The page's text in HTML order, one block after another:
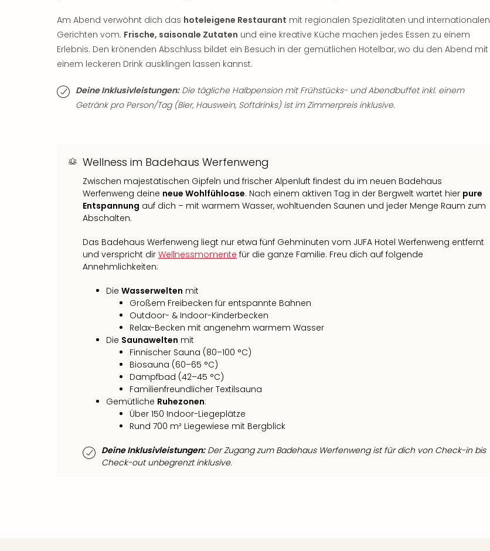
Am Abend verwöhnt dich das hoteleigene Restaurant mit regionalen Spezialitäten und internationalen
Gerichten vom. Frische, saisonale Zutaten und eine kreative Küche machen jedes Essen zu einem
Erlebnis. Den krönenden Abschluss bildet ein Besuch in der gemütlichen Hotelbar, wo du den Abend mit
einem leckeren Drink ausklingen lassen kannst.
Deine Inklusivleistungen:Die tägliche Halbpension mit Frühstücks- und Abendbuffet inkl. einem
Getränk pro Person/Tag (Bier, Hauswein, Softdrinks) ist im Zimmerpreis inklusive.
Wellness im Badehaus Werfenweng
Zwischen majestätischen Gipfeln und frischer Alpenluft findest du im neuen Badehaus
Werfenweng deine neue Wohlfühloase. Nach einem aktiven Tag in der Bergwelt wartet hier pure
Entspannung auf dich – mit warmem Wasser, wohltuenden Saunen und jeder Menge Raum zum
Abschalten.
Das Badehaus Werfenweng liegt nur etwa fünf Gehminuten vom JUFA Hotel Werfenweng entfernt
und verspricht dir Wellnessmomente für die ganze Familie. Freu dich auf folgende
Annehmlichkeiten:
Die Wasserwelten mit
Großem Freibecken für entspannte Bahnen
Outdoor- & Indoor-Kinderbecken
Relax-Becken mit angenehm warmem Wasser
Die Saunawelten mit
Finnischer Sauna (80–100 °C)
Biosauna (60–65 °C)
Dampfbad (42–45 °C)
Familienfreundlicher Textilsauna
Gemütliche Ruhezonen:
Über 150 Indoor-Liegeplätze
Rund 700 m² Liegewiese mit Bergblick
Deine Inklusivleistungen:Der Zugang zum Badehaus Werfenweng ist für dich von Check-in bis
Check-out unbegrenzt inklusive.